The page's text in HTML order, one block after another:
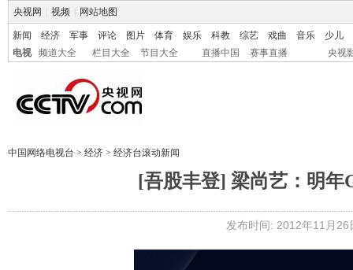
央视网 视频 网站地图
新闻 经济 军事 评论 图片 体育 娱乐 科教 综艺 戏曲 音乐
少儿
电视
频道大全 栏目大全 节目大全 直播中国 赛事直播 央视
中国网络电视台 > 经济 > 经济台滚动新闻
[吾股丰登] 梁尚艺：明年
发布时间: 2012年11月